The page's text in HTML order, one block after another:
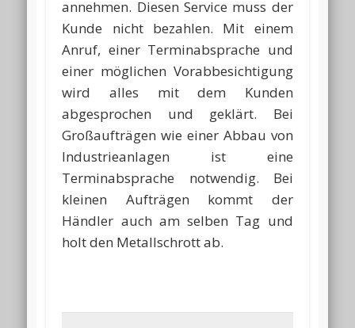
annehmen. Diesen Service muss der
Kunde nicht bezahlen. Mit einem
Anruf, einer Terminabsprache und
einer möglichen Vorabbesichtigung
wird alles mit dem Kunden
abgesprochen und geklärt. Bei
Großaufträgen wie einer Abbau von
Industrieanlagen ist eine
Terminabsprache notwendig. Bei
kleinen Aufträgen kommt der
Händler auch am selben Tag und
holt den Metallschrott ab.